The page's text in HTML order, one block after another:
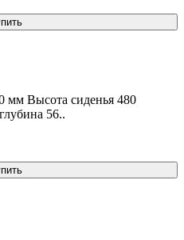
мм Высота сиденья 480
56..